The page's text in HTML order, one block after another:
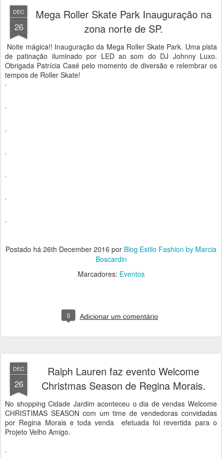
DEC
26
Mega Roller Skate Park Inauguração na
zona norte de SP.
Noite mágica!! Inauguração da Mega Roller Skate Park. Uma pista
de patinação iluminado por LED ao som do DJ Johnny Luxo.
Obrigada Patrícia Casé pelo momento de diversão e relembrar os
tempos de Roller Skate!
Postado há 26th December 2016 por Blog Estilo Fashion by Marcia
Boscardin
Marcadores: Eventos
0 Adicionar um comentário
DEC
26
Ralph Lauren faz evento Welcome
Christmas Season de Regina Morais.
No shopping Cidade Jardim aconteceu o dia de vendas Welcome
CHRISTIMAS SEASON com um time de vendedoras convidadas
por Regina Morais e toda venda efetuada foi revertida para o
Projeto Velho Amigo.